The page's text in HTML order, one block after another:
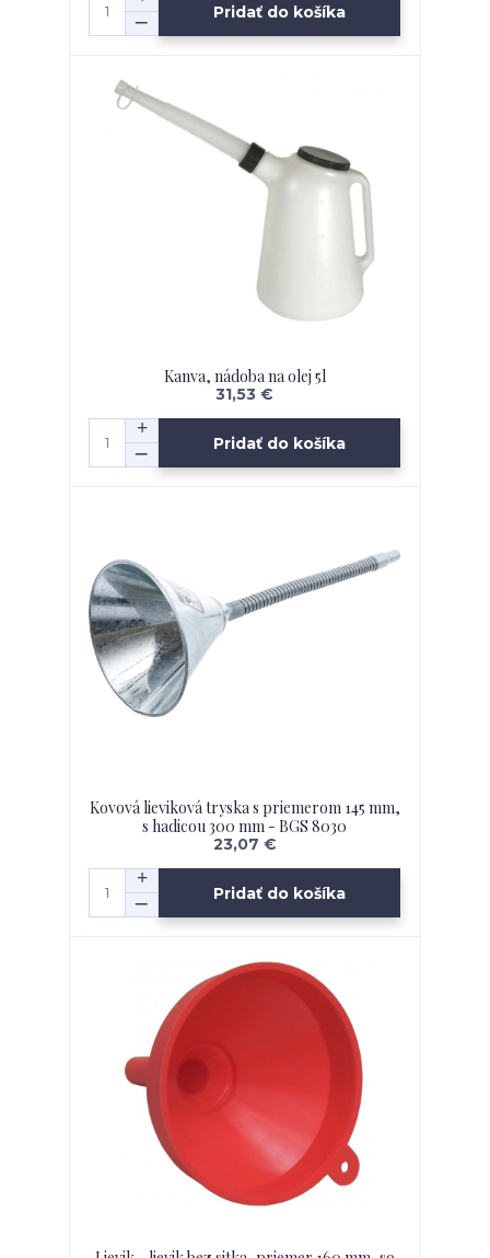
Pridať do košíka
Kanva, nádoba na olej 5l
31,53 €
Pridať do košíka
Kovová lieviková tryska s priemerom 145 mm,
s hadicou 300 mm - BGS 8030
23,07 €
Pridať do košíka